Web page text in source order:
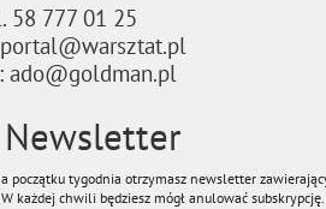
58 777 01 25
ado@goldman.pl
Newsletter
początku tygodnia otrzymasz newsletter
każdej chwili będziesz mógł anulować subskrypcję.